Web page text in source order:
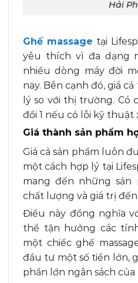
Hải
Ghế massage tại
yêu thích vì đa dạng
nhiều dòng máy đời
nay. Bên cạnh đó, giá
lý so với thị trường. Có
đổi 1 nếu có lỗi kỹ thuật
Giá thành sản phẩm
Giá cả sản phẩm luôn
một cách hợp lý tại
mang đến những sản
chất lượng và giá trị
Điều này đồng nghĩa
thể tận hưởng các
một chiếc ghế
đầu tư một số tiền lớn,
phần lớn ngân sách của